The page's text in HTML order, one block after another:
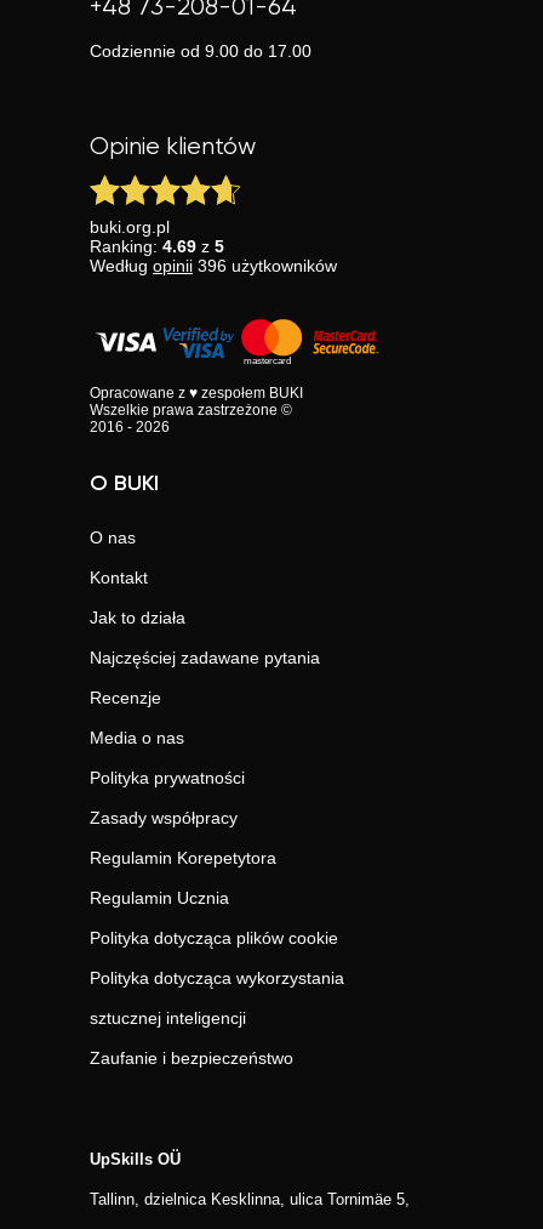
+48 73-208-01-64
Codziennie od 9.00 do 17.00
Opinie klientów
buki.org.pl
Ranking: 4.69 z 5
Według opinii 396 użytkowników
Opracowane z ♥ zespołem BUKI
Wszelkie prawa zastrzeżone ©
2016 - 2026
O BUKI
O nas
Kontakt
Jak to działa
Najczęściej zadawane pytania
Recenzje
Media o nas
Polityka prywatności
Zasady współpracy
Regulamin Korepetytora
Regulamin Ucznia
Polityka dotycząca plików cookie
Polityka dotycząca wykorzystania
sztucznej inteligencji
Zaufanie i bezpieczeństwo
UpSkills OÜ
Tallinn, dzielnica Kesklinna, ulica Tornimäe 5,